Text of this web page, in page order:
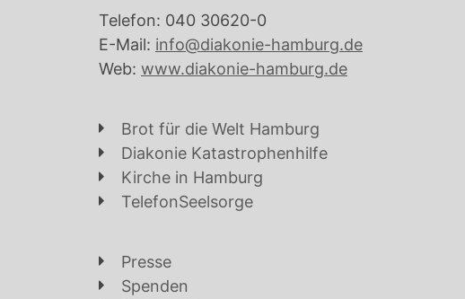
Telefon: 040 30620-0
E-Mail: info@diakonie-hamburg.de
Web: www.diakonie-hamburg.de
Brot für die Welt Hamburg
Diakonie Katastrophenhilfe
Kirche in Hamburg
TelefonSeelsorge
Presse
Spenden